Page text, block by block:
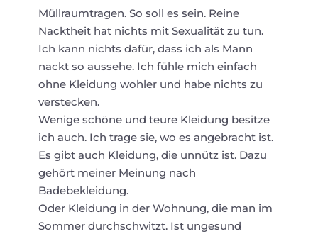
Müllraumtragen. So soll es sein. Reine
Nacktheit hat nichts mit Sexualität zu tun.
Ich kann nichts dafür, dass ich als Mann
nackt so aussehe. Ich fühle mich einfach
ohne Kleidung wohler und habe nichts zu
verstecken.
Wenige schöne und teure Kleidung besitze
ich auch. Ich trage sie, wo es angebracht ist.
Es gibt auch Kleidung, die unnütz ist. Dazu
gehört meiner Meinung nach
Badebekleidung.
Oder Kleidung in der Wohnung, die man im
Sommer durchschwitzt. Ist ungesund